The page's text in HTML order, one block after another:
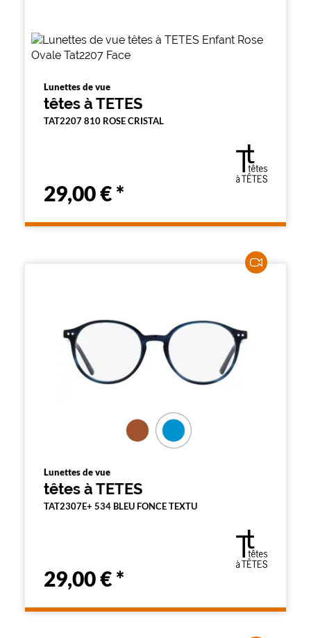
Lunettes de vue
têtes à TETES
TAT2207 810 ROSE CRISTAL
29,00 €*
Lunettes de vue
têtes à TETES
TAT2307E+ 534 BLEU FONCE TEXTU
29,00 €*